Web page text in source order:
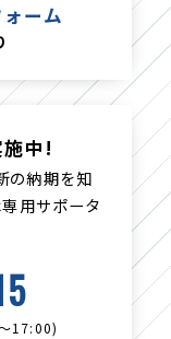
ーム
施中!
の納期を知
用サポータ
17:00)